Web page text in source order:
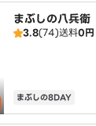
まぶしの八兵
3.8(74)送料0円
まぶしの8DAY